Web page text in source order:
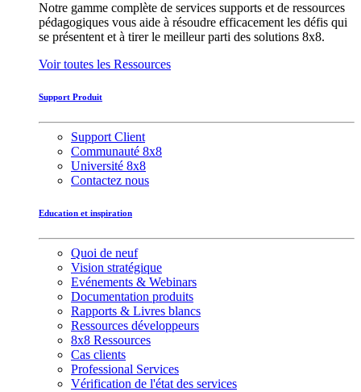
Notre gamme complète de services supports et de ressources
pédagogiques vous aide à résoudre efficacement les défis qui
se présentent et à tirer le meilleur parti des solutions 8x8.
Voir toutes les Ressources
Support Produit
Support Client
Communauté 8x8
Université 8x8
Contactez nous
Education et inspiration
Quoi de neuf
Vision stratégique
Evénements & Webinars
Documentation produits
Rapports & Livres blancs
Ressources développeurs
8x8 Ressources
Cas clients
Professional Services
Vérification de l'état des services